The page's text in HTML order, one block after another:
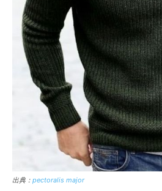
出典： pectoralis major